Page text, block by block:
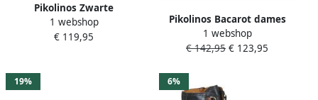
Pikolinos Zwarte
enkellaarsjes voor vrouwen
1 webshop
€ 119,95
Pikolinos Bacarot dames
laars zwart
1 webshop
€ 142,95 € 123,95
19% 6%